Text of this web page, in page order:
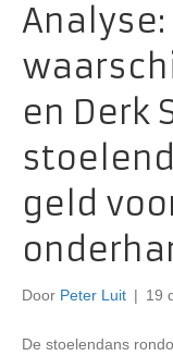
Analyse:
en Derk
geld
Door Peter Luit | 19
De stoelendans